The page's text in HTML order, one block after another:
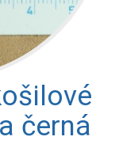
černá